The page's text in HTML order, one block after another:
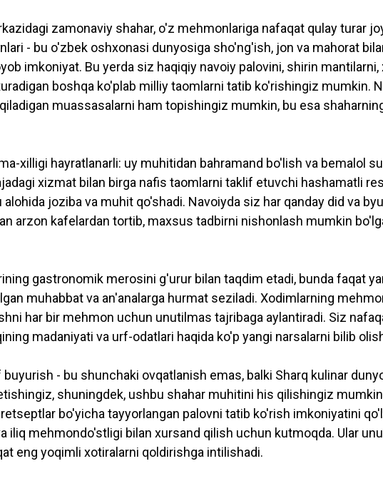
zamonaviy shahar, o'z mehmonlariga nafaqat qulay turar
- bu o'zbek oshxonasi dunyosiga sho'ng'ish, jon va mahorat
imkoniyat. Bu yerda siz haqiqiy navoiy palovini, shirin
boshqa ko'plab milliy taomlarni tatib ko'rishingiz mumkin.
muassasalarni ham topishingiz mumkin, bu esa
xilligi hayratlanarli: uy muhitidan bahramand bo'lish va bemalol
xizmat bilan birga nafis taomlarni taklif etuvchi hashamatli
alohida joziba va muhit qo'shadi. Navoiyda siz har qanday did va
arzon kafelardan tortib, maxsus tadbirni nishonlash mumkin
gastronomik merosini g'urur bilan taqdim etadi, bunda faqat
muhabbat va an'analarga hurmat seziladi. Xodimlarning
har bir mehmon uchun unutilmas tajribaga aylantiradi. Siz
madaniyati va urf-odatlari haqida ko'p yangi narsalarni bilib
- bu shunchaki ovqatlanish emas, balki Sharq kulinar
shuningdek, ushbu shahar muhitini his qilishingiz
bo'yicha tayyorlangan palovni tatib ko'rish imkoniyatini
iliq mehmondo'stligi bilan xursand qilish uchun kutmoqda. Ular
eng yoqimli xotiralarni qoldirishga intilishadi.